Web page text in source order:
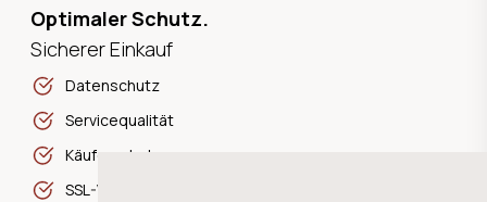
Optimaler Schutz.
Sicherer Einkauf
Datenschutz
Servicequalität
Käuferschutz
SSL-Verschlüsselung